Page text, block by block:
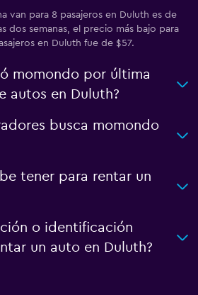
van para 8 pasajeros en Duluth es de
dos semanas, el precio más bajo para
en Duluth fue de $57.
momondo por última
autos en Duluth?
busca momondo
tener para rentar un
o identificación
un auto en Duluth?